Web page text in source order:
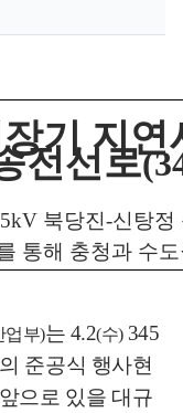
기 지연
전선로
북당진-신탕정
통해 충청과 수
업부)는 4.2(수) 345
준공식 행사현
으로 있을 대규